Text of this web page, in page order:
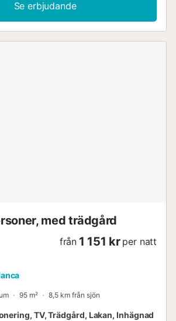
Se erbjudande
med trädgård
från 1 151 kr per natt
95 m² 8,5 km från sjön
TV, Trädgård, Lakan, Inhägnad